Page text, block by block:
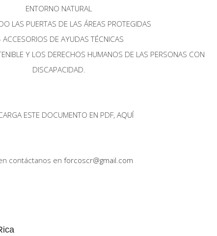
ENTORNO NATURAL
LAS PUERTAS DE LAS ÁREAS PROTEGIDAS
ACCESORIOS DE AYUDAS TÉCNICAS
Y LOS DERECHOS HUMANOS DE LAS PERSONAS CON
DISCAPACIDAD.
ESTE DOCUMENTO EN PDF, AQUÍ
contáctanos en forcoscr@gmail.com